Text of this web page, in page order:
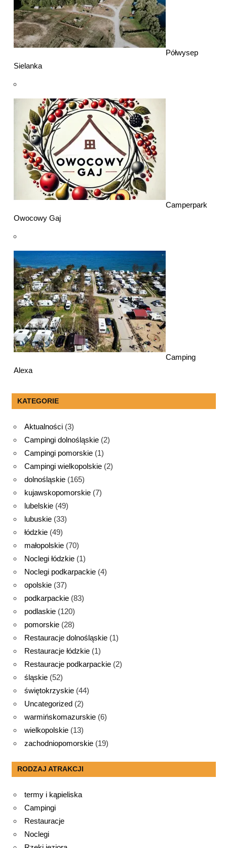
Półwysep
Sielanka
Camperpark
Owocowy Gaj
Camping
Alexa
KATEGORIE
Aktualności (3)
Campingi dolnośląskie (2)
Campingi pomorskie (1)
Campingi wielkopolskie (2)
dolnośląskie (165)
kujawskopomorskie (7)
lubelskie (49)
lubuskie (33)
łódzkie (49)
małopolskie (70)
Noclegi łódzkie (1)
Noclegi podkarpackie (4)
opolskie (37)
podkarpackie (83)
podlaskie (120)
pomorskie (28)
Restauracje dolnośląskie (1)
Restauracje łódzkie (1)
Restauracje podkarpackie (2)
śląskie (52)
świętokrzyskie (44)
Uncategorized (2)
warmińskomazurskie (6)
wielkopolskie (13)
zachodniopomorskie (19)
RODZAJ ATRAKCJI
termy i kąpieliska
Campingi
Restauracje
Noclegi